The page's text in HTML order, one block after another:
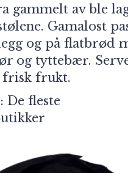
gammelt av ble
Gamalost
og på flatbrød
og tyttebær.
frisk frukt.
: De fleste